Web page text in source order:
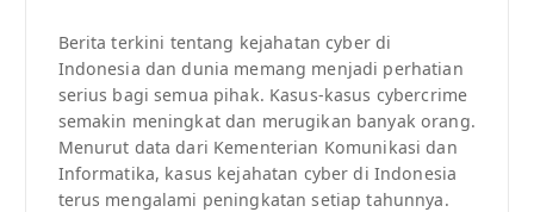
Berita terkini tentang kejahatan cyber di
Indonesia dan dunia memang menjadi perhatian
serius bagi semua pihak. Kasus-kasus cybercrime
semakin meningkat dan merugikan banyak orang.
Menurut data dari Kementerian Komunikasi dan
Informatika, kasus kejahatan cyber di Indonesia
terus mengalami peningkatan setiap tahunnya.